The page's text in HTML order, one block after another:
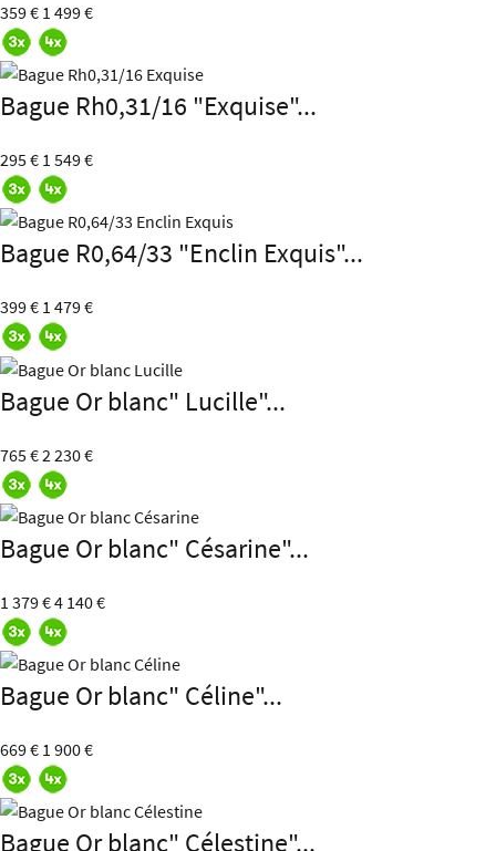
359 € 1 499 €
Bague Rh0,31/16 "Exquise"...
295 € 1 549 €
Bague R0,64/33 "Enclin Exquis"...
399 € 1 479 €
Bague Or blanc" Lucille"...
765 €2 230 €
Bague Or blanc" Césarine"...
1 379 €4 140 €
Bague Or blanc" Céline"...
669 € 1 900 €
Bague Or blanc" Célestine"...